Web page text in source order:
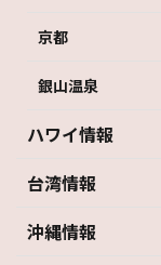
京都
銀山温泉
ハワイ情報
台湾情報
沖縄情報